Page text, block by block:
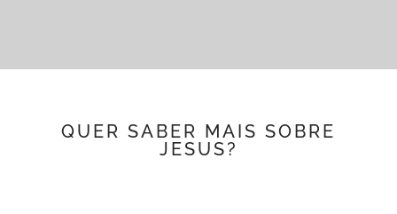
QUER SABER MAIS SOBRE
JESUS?